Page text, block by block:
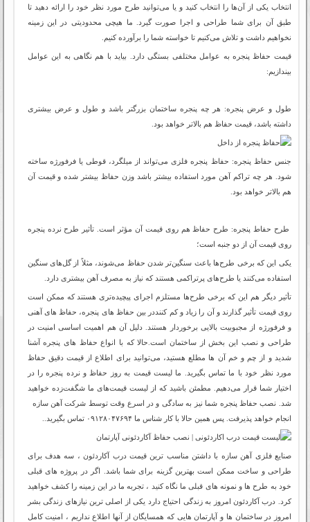
انتخاب یکی از آن‌ها را انتخاب کنید و یا می‌توانید طرح مورد نظر خود را ارائه دهید تا
طبق آن برای شما طراحی و اجرا صورت گیرد. ما هیچی محدودیتی در این زمینه
نخواهیم داشت و تلاش می‌کنیم تا خواسته شما را برآورده کنیم.
قیمت حفاظ پنجره به عوامل مختلفی بستگی دارد. بیاید با هم نگاهی به این عوامل
بیندازیم:
طول و عرض پنجره: هر چه پنجره ساختمان بزرگتر باشد و طول و عرض بیشتری
داشته باشد، قیمت حفاظ هم بالاتر خواهد بود.
جنس حفاظ پنجره: حفاظ پنجره فلزی می‌تواند از میلگرد، قوطی یا فرفورژه ساخته
شود. هر چه تراکم آهن مورد استفاده بیشتر باشد وزن حفاظ بیشتر شده و قیمت آن
هم بالاتر خواهد بود.
طرح حفاط پنجره: طرح حفاظ هم روی قیمت آن مؤثر است. تأثیر طرح نرده پنجره
روی قیمت آن از دو جنبه است؛
یکی این که برخی طرح‌ها باعث سنگین‌تر شدن حفاظ می‌شوند، مثلاً از گل‌های سنگین
استفاده می‌کنند یا طرح‌های پرتراکمی هستند که نیاز به مصرف آهن بیشتری دارد.
تأثیر دیگر هم این که برخی طرح‌ها مستلزم اجرای پیچیده‌تری هستند که ممکن است
روی قیمت تأثیر گذارند و آن را زیاد و کم کننددر بین حفاظ های پنجره، حفاظ های آهنی
و فرفورژه از مجبوبیت بالایی برخوردار هستند. دلیل آن هم اهمیت اساسی امنیت در
طراحی و نصب این بخش از ساختمان است.حالا که با انواع حفاظ های پنجره آشنا
شدید و از چم و خم آن ها مطلع هستید، می‌توانید برای اطلاع از قیمت دقیق حفاظ
مورد نظر خود با ما تماس بگیرید. ما لیست قیمت به روز حفاظ و نرده پنجره را در
اختیار شما قرار می‌دهیم. مطمئن باشید که از لیست قیمت‌های ما شگفت‌زده خواهید
شد. نصب حفاظ پنجره شما نیز به سادگی و در اسرع وقت توسط شرکت آهن سازه
انجام خواهد پذیرفت. پس همین حالا با کار شناس ما ۰۹۱۲۸۰۴۷۶۹۴ تماس بگیرید..
صنایع فلزی آهن سازه با داشتن مناسب ترین قیمت درب آکاردئون ، سه هدف برای
طراحی و ساخت ممکن است بهترین گزینه برای شما باشد. اگر در پروژه های قبلی
خود به طرح ها و نمونه های قبلی ما نگاه کنید ، تجربه ما در این زمینه را کشف خواهید
کرد. درب آکاردئون امروز به زندگی احتیاج دارد یکی از اصلی ترین نیازهای زندگی بشر
امروز در ساختمان ها و آپارتمان هایی که همسایگان از آنها اطلاع نداریم ، امنیت کامل